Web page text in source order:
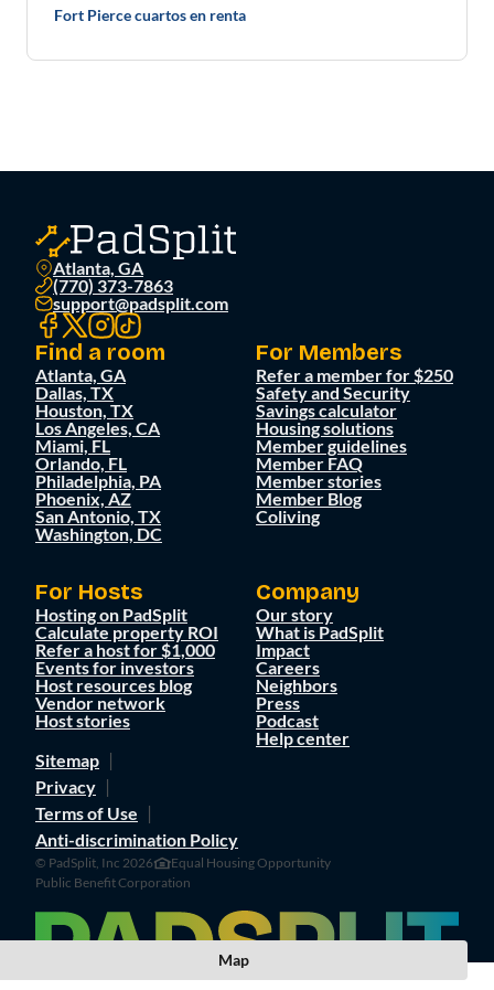
Fort Pierce cuartos en renta
Atlanta, GA
(770) 373-7863
support@padsplit.com
Find a room
Atlanta, GA
Dallas, TX
Houston, TX
Los Angeles, CA
Miami, FL
Orlando, FL
Philadelphia, PA
Phoenix, AZ
San Antonio, TX
Washington, DC
For Members
Refer a member for $250
Safety and Security
Savings calculator
Housing solutions
Member guidelines
Member FAQ
Member stories
Member Blog
Coliving
For Hosts
Hosting on PadSplit
Calculate property ROI
Refer a host for $1,000
Events for investors
Host resources blog
Vendor network
Host stories
Company
Our story
What is PadSplit
Impact
Careers
Neighbors
Press
Podcast
Help center
Sitemap
Privacy
Terms of Use
Anti-discrimination Policy
© PadSplit, Inc 2026
Equal Housing Opportunity
Public Benefit Corporation
Map